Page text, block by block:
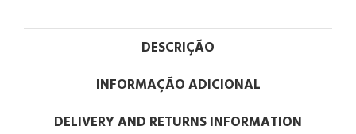
DESCRIÇÃO
INFORMAÇÃO ADICIONAL
DELIVERY AND RETURNS INFORMATION